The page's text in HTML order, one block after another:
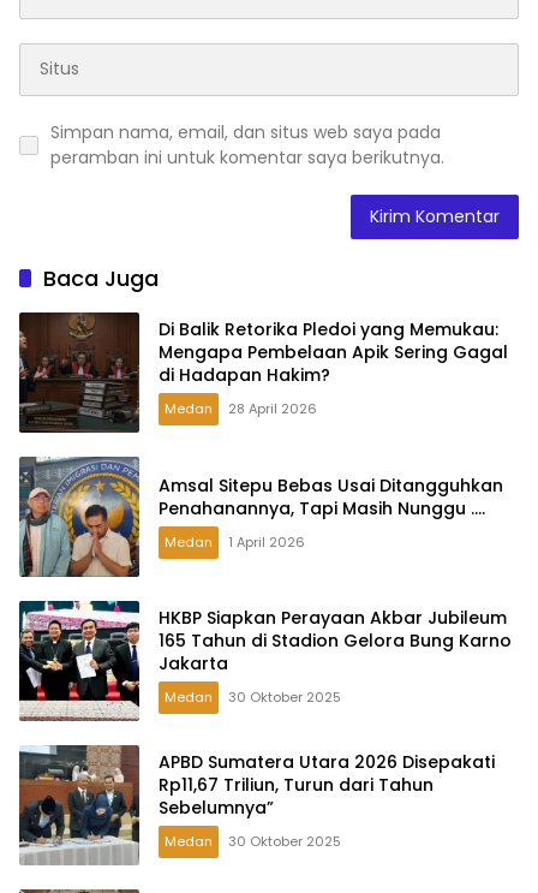
Simpan nama, email, dan situs web saya pada
peramban ini untuk komentar saya berikutnya.
Baca Juga
Di Balik Retorika Pledoi yang Memukau:
Mengapa Pembelaan Apik Sering Gagal
di Hadapan Hakim?
Medan 28 April 2026
Amsal Sitepu Bebas Usai Ditangguhkan
Penahanannya, Tapi Masih Nunggu ….
Medan 1 April 2026
HKBP Siapkan Perayaan Akbar Jubileum
165 Tahun di Stadion Gelora Bung Karno
Jakarta
Medan 30 Oktober 2025
APBD Sumatera Utara 2026 Disepakati
Rp11,67 Triliun, Turun dari Tahun
Sebelumnya”
Medan 30 Oktober 2025